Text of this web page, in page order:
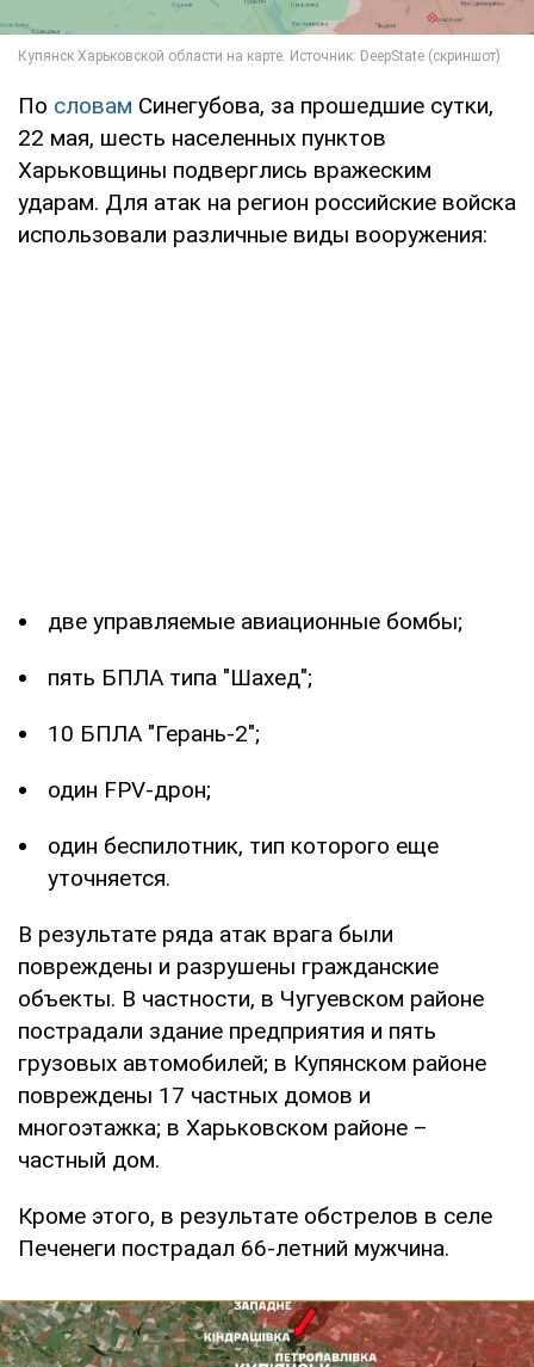
По словам Синегубова, за прошедшие сутки,
22 мая, шесть населенных пунктов
Харьковщины подверглись вражеским
ударам. Для атак на регион российские войска
использовали различные виды вооружения:
две управляемые авиационные бомбы;
пять БПЛА типа "Шахед";
10 БПЛА "Герань-2";
один FPV-дрон;
один беспилотник, тип которого еще
уточняется.
В результате ряда атак врага были
повреждены и разрушены гражданские
объекты. В частности, в Чугуевском районе
пострадали здание предприятия и пять
грузовых автомобилей; в Купянском районе
повреждены 17 частных домов и
многоэтажка; в Харьковском районе –
частный дом.
Кроме этого, в результате обстрелов в селе
Печенеги пострадал 66-летний мужчина.